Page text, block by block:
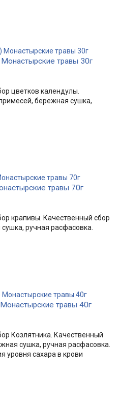
травы 30г
цветков календулы.
бережная сушка,
травы 70г
крапивы. Качественный сбор
ручная расфасовка.
травы 40г
Козлятника. Качественный
сушка, ручная расфасовка.
уровня сахара в крови